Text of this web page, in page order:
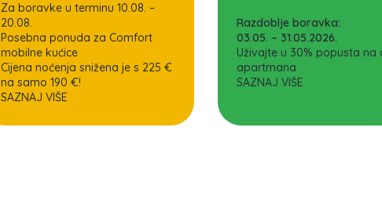
Za boravke u terminu 10.08. –
20.08.
Posebna ponuda za Comfort
mobilne kućice
Cijena noćenja snižena je s 225 €
na samo 190 €!
SAZNAJ VIŠE
Razdoblje boravka:
03.05. – 31.05.2026.
Uživajte u 30% popusta na
apartmana
SAZNAJ VIŠE